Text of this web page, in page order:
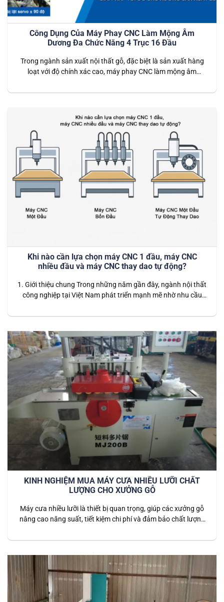
Công Dụng Của Máy Phay CNC Làm Mộng Âm
Dương Đa Chức Năng 4 Trục 16 Đầu
Trong ngành sản xuất nội thất gỗ, đặc biệt là sản xuất hàng
loạt với độ chính xác cao, máy phay CNC làm mộng âm
ưu. Với khả năng gia công tự động, tốc độ nhanh và tính
Khi nào cần lựa chọn máy CNC 1 đầu, máy CNC
nhiều đầu và máy CNC thay dao tự động?
1. Giới thiệu chung Trong những năm gần đây, ngành nội thất
công nghiệp tại Việt Nam phát triển mạnh mẽ nhờ nhu cầu
càng cao. Song song với đó, công nghệ sản xuất cũng thay
KINH NGHIỆM MUA MÁY CƯA NHIỀU LƯỠI CHẤT
LƯỢNG CHO XƯỞNG GỖ
Máy cưa nhiều lưỡi là thiết bị quan trọng, giúp các xưởng gỗ
nâng cao năng suất, tiết kiệm chi phí và đảm bảo chất lượng
không phải dễ — bạn cần nắm rõ các tiêu chí quan trọng